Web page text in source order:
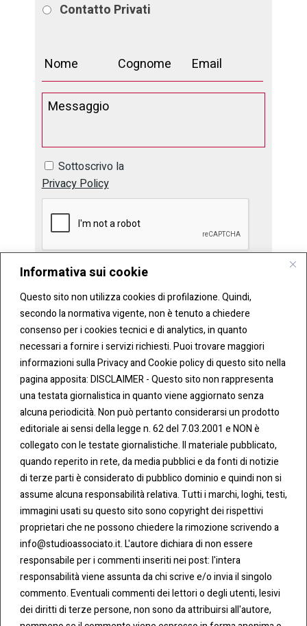
Informativa sui cookie
Questo sito non utilizza cookies di profilazione. Quindi,
secondo la normativa vigente, non è tenuto a chiedere
consenso per i cookies tecnici e di analytics, in quanto
necessari a fornire i servizi richiesti. Puoi trovare maggiori
informazioni sulla Privacy and Cookie policy di questo sito nella
pagina apposita: DISCLAIMER - Questo sito non rappresenta
una testata giornalistica in quanto viene aggiornato senza
alcuna periodicità. Non può pertanto considerarsi un prodotto
editoriale ai sensi della legge n. 62 del 7.03.2001 e NON è
collegato con le testate giornalistiche. Il materiale pubblicato,
quando reperito in rete, da media pubblici e da fonti di notizie
di terze parti è considerato di pubblico dominio e quindi non si
assume alcuna responsabilità relativa. Tutti i marchi, loghi, testi,
immagini usati su questo sito sono copyright dei rispettivi
proprietari che ne possono chiedere la rimozione scrivendo a
info@studioassociato.it. L'autore dichiara di non essere
responsabile per i commenti inseriti nei post: l'intera
responsabilità viene assunta da chi scrive e/o invia il singolo
commento. Eventuali commenti dei lettori o degli utenti, lesivi
dei diritti di terze persone, non sono da attribuirsi all'autore,
Contatto Privati
Sottoscrivo la
Privacy Policy
CONT
ATTI
Tel:
0283438.482
Fax:
0283438.483
mail:
info@studioassociato.it
Via
Vittor
Pisani,
COO
KIE &
PRIV
ACY
Cookie
Policy
Privacy
Policy